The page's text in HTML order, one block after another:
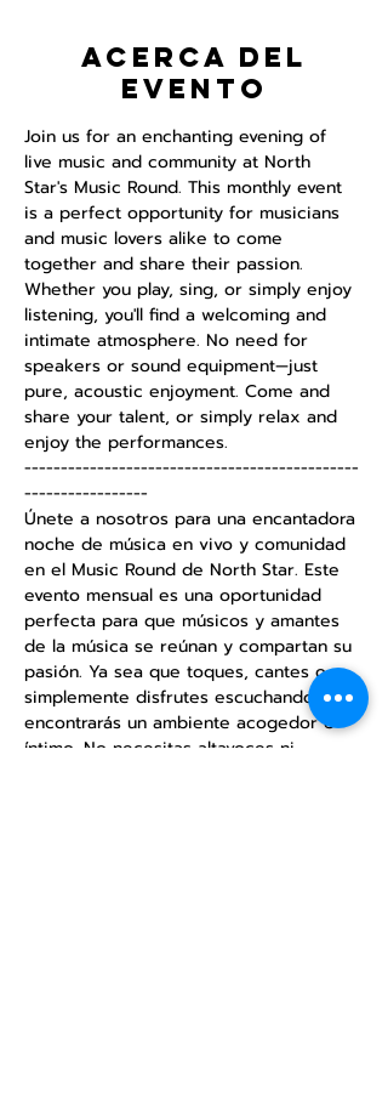
Acerca del
evento
Join us for an enchanting evening of
live music and community at North
Star's Music Round. This monthly event
is a perfect opportunity for musicians
and music lovers alike to come
together and share their passion.
Whether you play, sing, or simply enjoy
listening, you'll find a welcoming and
intimate atmosphere. No need for
speakers or sound equipment—just
pure, acoustic enjoyment. Come and
share your talent, or simply relax and
enjoy the performances.
----------------------------------------------
-----------------
Únete a nosotros para una encantadora
noche de música en vivo y comunidad
en el Music Round de North Star. Este
evento mensual es una oportunidad
perfecta para que músicos y amantes
de la música se reúnan y compartan su
pasión. Ya sea que toques, cantes o
simplemente disfrutes escuchando,
encontrarás un ambiente acogedor e
íntimo. No necesitas altavoces ni